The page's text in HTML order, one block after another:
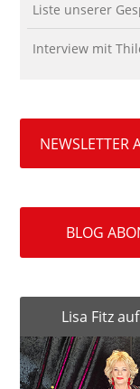
Liste unserer
Interview mit
NEWSLETTER
BLOG
Lisa Fitz